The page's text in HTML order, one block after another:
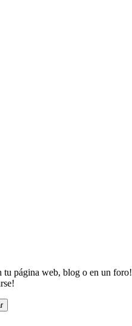
tu página web, blog o en un foro!